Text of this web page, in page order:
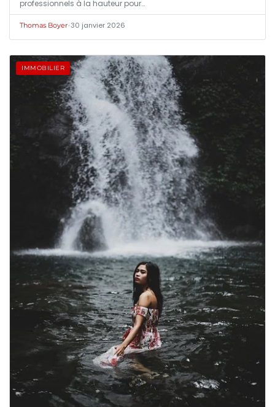
professionnels à la hauteur pour…
Thomas Boyer•30 janvier 2026
IMMOBILIER